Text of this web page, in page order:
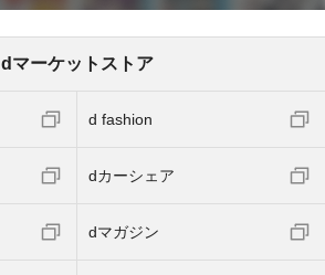
dマーケットストア
d fashion
dカーシェア
dマガジン